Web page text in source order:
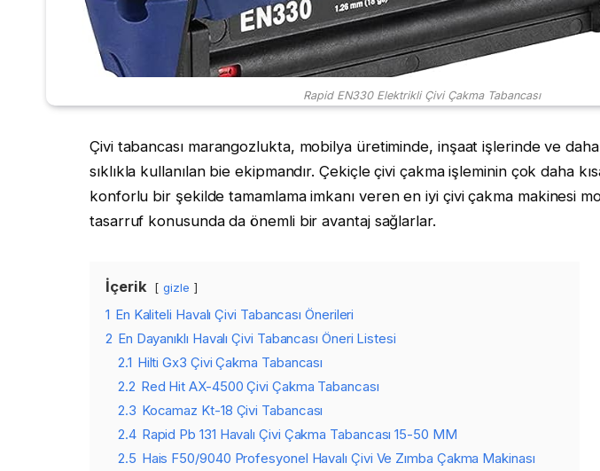
Rapid EN330 Elektrikli Çivi Çakma Tabancası
Çivi tabancası marangozlukta, mobilya üretiminde, inşaat işlerinde ve
sıklıkla kullanılan bie ekipmandır. Çekiçle çivi çakma işleminin çok daha
konforlu bir şekilde tamamlama imkanı veren en iyi çivi çakma makinesi
tasarruf konusunda da önemli bir avantaj sağlarlar.
İçerik gizle
1 En Kaliteli Havalı Çivi Tabancası Önerileri
2 En Dayanıklı Havalı Çivi Tabancası Öneri Listesi
2.1 Hilti Gx3 Çivi Çakma Tabancası
2.2 Red Hit AX-4500 Çivi Çakma Tabancası
2.3 Kocamaz Kt-18 Çivi Tabancası
2.4 Rapid Pb 131 Havalı Çivi Çakma Tabancası 15-50 MM
2.5 Hais F50/9040 Profesyonel Havalı Çivi Ve Zımba Çakma Makinası